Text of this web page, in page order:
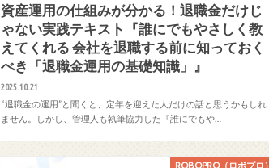
資産運用の仕組みが分かる！退職金だけじ
ゃない実践テキスト『誰にでもやさしく教
えてくれる 会社を退職する前に知っておく
べき「退職金運用の基礎知識」』
2025.10.21
“退職金の運用”と聞くと、定年を迎えた人だけの話と思うかもしれ
ません。しかし、管理人も執筆協力した『誰にでもや…
ROBOPRO（ロボプロ）